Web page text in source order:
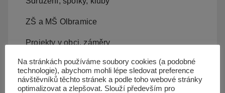
ZŠ a MŠ Olbramice
Projekty v obci, záměry
Kam s odpadem
Kanalizace
Na stránkách používáme soubory cookies (a podobné
technologie), abychom mohli lépe sledovat preference
návštěvníků těchto stránek a podle toho webové stránky
optimalizovat a zlepšovat. Slouží především pro